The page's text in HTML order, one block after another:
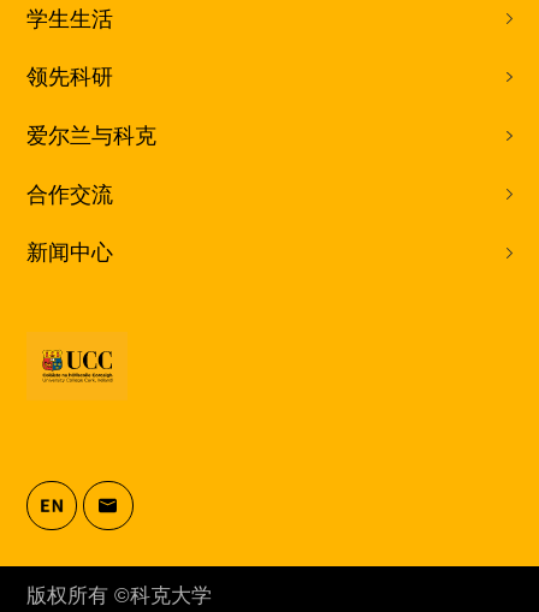
学生生活
领先科研
爱尔兰与科克
合作交流
新闻中心
版权所有 ©科克大学